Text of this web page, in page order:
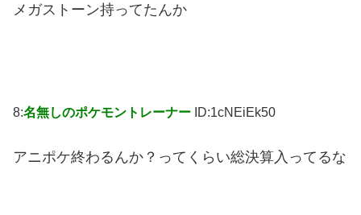
メガストーン持ってたんか
8:名無しのポケモントレーナー ID:1cNEiEk50
アニポケ終わるんか？ってくらい総決算入ってるな